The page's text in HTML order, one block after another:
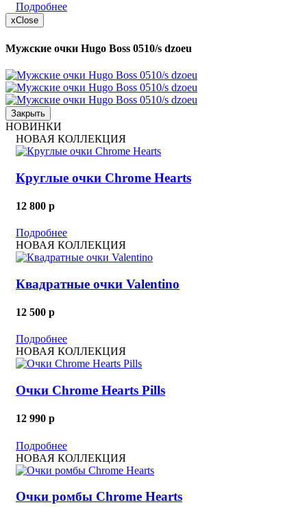
Подробнее
xClose
Мужские очки Hugo Boss 0510/s dzoeu
Закрыть
НОВИНКИ
НОВАЯ КОЛЛЕКЦИЯ
Круглые очки Chrome Hearts
12 800 p
Подробнее
НОВАЯ КОЛЛЕКЦИЯ
Квадратные очки Valentino
12 500 p
Подробнее
НОВАЯ КОЛЛЕКЦИЯ
Очки Chrome Hearts Pills
12 990 p
Подробнее
НОВАЯ КОЛЛЕКЦИЯ
Очки ромбы Chrome Hearts